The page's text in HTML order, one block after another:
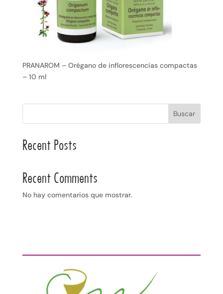
PRANAROM – Orégano de inflorescencias compactas
– 10 ml
Buscar
Recent Posts
Recent Comments
No hay comentarios que mostrar.